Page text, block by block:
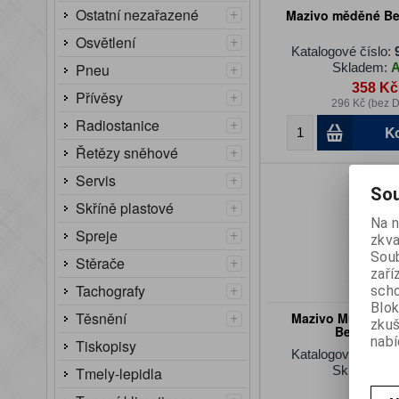
Ostatní nezařazené
+
Osvětlení
+
Pneu
+
Přívěsy
+
Radiostanice
+
Řetězy sněhové
+
Servis
+
Skříně plastové
+
Spreje
+
Stěrače
+
Tachografy
+
Těsnění
+
Tiskopisy
Tmely-lepidla
Mazivo měděné
Katalogové číslo:
Skladem:
358 Kč
296 Kč (bez
Mazivo
Berner
Katalogové číslo:
Skladem:
338 Kč
Na